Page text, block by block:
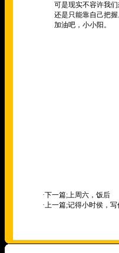
可是现实不容许我们
还是只能靠自己把握
加油吧，小小阳。
·下一篇;上周六，饭后
·上一篇;记得小时侯，写